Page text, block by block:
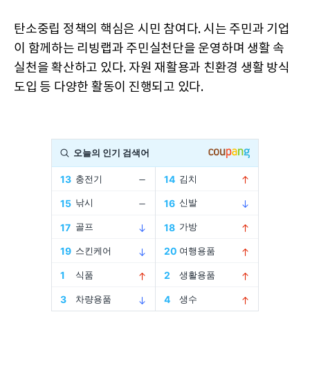
탄소중립 정책의 핵심은 시민 참여다. 시는 주민과 기업
이 함께하는 리빙랩과 주민실천단을 운영하며 생활 속
실천을 확산하고 있다. 자원 재활용과 친환경 생활 방식
도입 등 다양한 활동이 진행되고 있다.